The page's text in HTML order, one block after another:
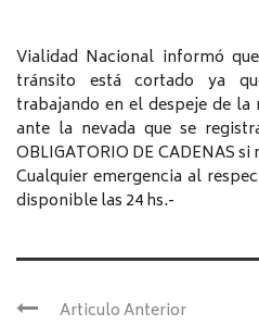
Vialidad Nacional informó
tránsito está cortado ya
trabajando en el despeje de
ante la nevada que se
OBLIGATORIO DE CADENAS
Cualquier emergencia al
disponible las 24 hs.-
Articulo Anterior